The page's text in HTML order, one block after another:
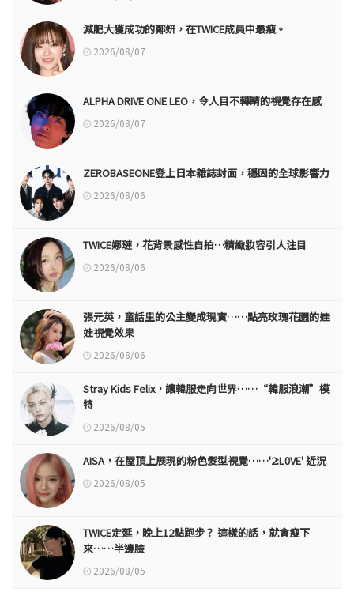
減肥大獲成功的鄭妍，在TWICE成員中最瘦。
2026/08/07
ALPHA DRIVE ONE LEO，令人目不轉睛的視覺存在感
2026/08/07
ZEROBASEONE登上日本雜誌封面，穩固的全球影響力
2026/08/06
TWICE娜璉，花背景感性自拍…精緻妝容引人注目
2026/08/06
張元英，童話里的公主變成現實……點亮玫瑰花園的娃
娃視覺效果
2026/08/06
Stray Kids Felix，讓韓服走向世界……“韓服浪潮”模
特
2026/08/05
AISA，在屋頂上展現的粉色髮型視覺……'2:L0VE' 近況
2026/08/05
TWICE定延，晚上12點跑步？ 這樣的話，就會瘦下
來……半邊臉
2026/08/05